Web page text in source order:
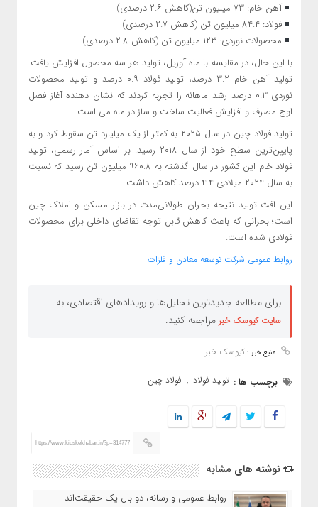
آهن خام: ۷۳ میلیون تن(کاهش ۲.۶ درصدی)
فولاد: ۸۴.۴ میلیون تن (کاهش ۲.۷ درصدی)
محصولات نوردی: ۱۲۳ میلیون تن (کاهش ۲.۸ درصدی)
با این حال، در مقایسه با ماه آوریل، تولید هر سه محصول افزایش یافت.
تولید آهن خام ۳.۲ درصد، تولید فولاد ۰.۹ درصد و تولید محصولات
نوردی ۰.۳ درصد رشد ماهانه را تجربه کردند که نشان دهنده آغاز فصل
اوج مصرف و افزایش فعالیت ساخت و ساز در ماه می است.
تولید فولاد چین در سال ۲۰۲۵ به کمتر از یک میلیارد تن سقوط کرد و به
پایین‌ترین سطح خود از سال ۲۰۱۸ رسید. بر اساس آمار رسمی، تولید
فولاد خام این کشور در سال گذشته به ۹۶۰.۸ میلیون تن رسید که نسبت
به سال ۲۰۲۴ میلادی ۴.۴ درصد کاهش داشت.
این افت تولید نتیجه بحران طولانی‌مدت در بازار مسکن و املاک چین
است؛ بحرانی که باعث کاهش قابل توجه تقاضای داخلی برای محصولات
فولادی شده است.
روابط عمومی شرکت توسعه معادن و فلزات
برای مطالعه جدیدترین تحلیل‌ها و رویدادهای اقتصادی، به
سایت کیوسک خبر مراجعه کنید.
منبع خبر : کیوسک خبر
برچسب ها : تولید فولاد , فولاد چین
https://www.kioskekhabar.ir/?p=314777
نوشته های مشابه
روابط عمومی و رسانه، دو بال یک حقیقت‌اند